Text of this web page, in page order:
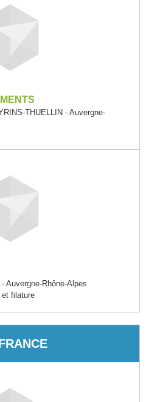
THUELLIN - Auvergne-
Auvergne-Rhône-Alpes
et filature